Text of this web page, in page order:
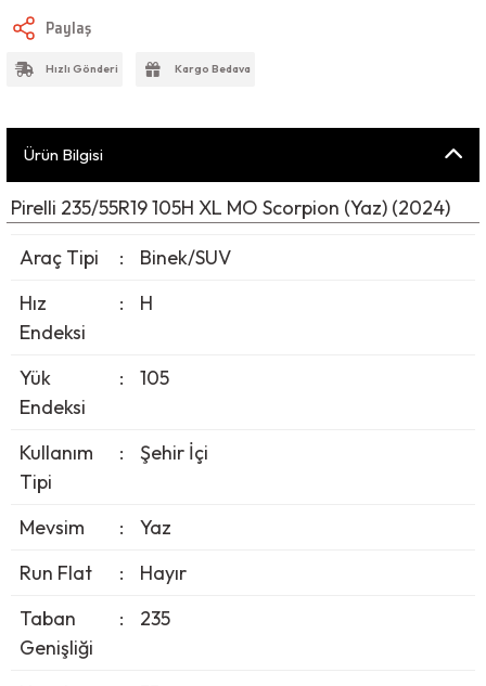
Paylaş
Hızlı Gönderi Kargo Bedava
Ürün Bilgisi
Pirelli 235/55R19 105H XL MO Scorpion (Yaz) (2024)
Araç Tipi
:
Binek/SUV
Hız
Endeksi
: H
Yük
Endeksi
: 105
Kullanım
Tipi
: Şehir İçi
Mevsim :
Yaz
Run Flat
:
Hayır
Taban
Genişliği
: 235